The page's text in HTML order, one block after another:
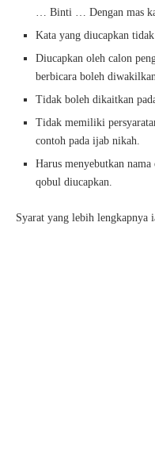
… Binti … Dengan mas
Kata yang diucapkan
Diucapkan oleh calon
berbicara boleh
Tidak boleh dikaitkan
Tidak memiliki
contoh pada ijab nikah.
Harus menyebutkan
qobul diucapkan.
Syarat yang lebih lengkapnya